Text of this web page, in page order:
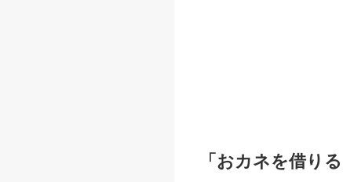
「おカネを借り